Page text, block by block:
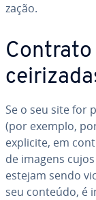
za­ção.
Se o seu site for
(por exemplo,
explicite, em
de imagens
estejam sendo
seu conteúdo, é